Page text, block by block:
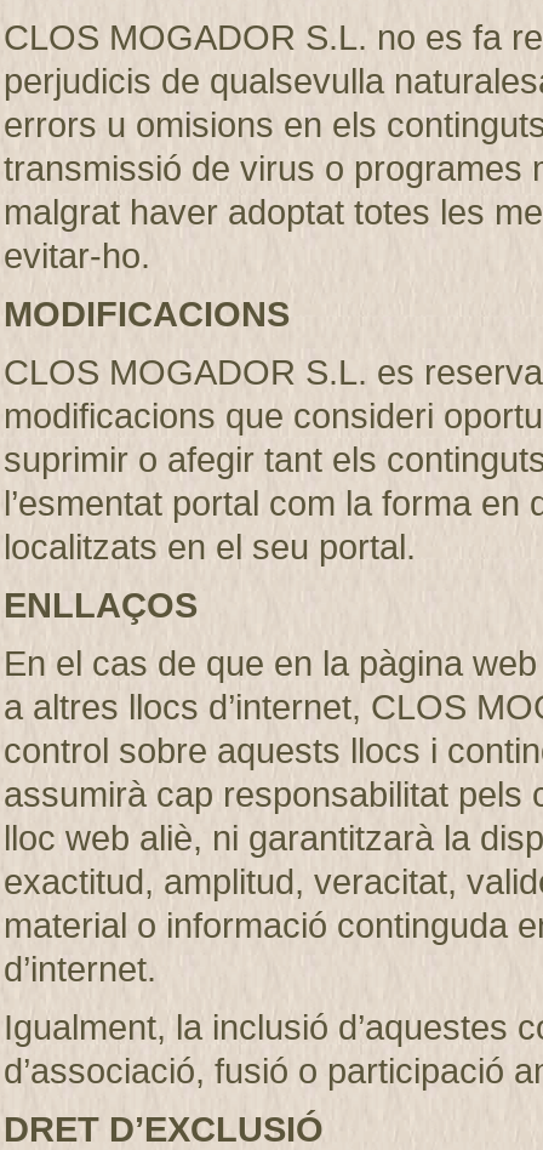
CLOS MOGADOR S.L. no es fa
perjudicis de qualsevulla
errors u omisions en els
transmissió de virus o programes
malgrat haver adoptat totes les
evitar-ho.
MODIFICACIONS
CLOS MOGADOR S.L. es
modificacions que consideri
suprimir o afegir tant els
l’esmentat portal com la forma
localitzats en el seu portal.
ENLLAÇOS
En el cas de que en la pàgina
a altres llocs d’internet, CLOS
control sobre aquests llocs i
assumirà cap responsabilitat pels
lloc web aliè, ni garantitzarà la
exactitud, amplitud, veracitat,
material o informació continguda
d’internet.
Igualment, la inclusió d’aquestes
d’associació, fusió o participació
DRET D’EXCLUSIÓ